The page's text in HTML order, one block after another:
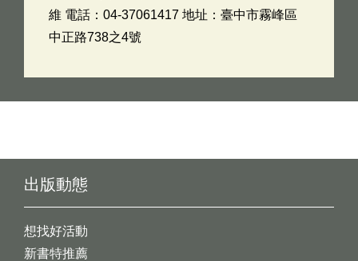
維 電話：04-37061417 地址：臺中市霧峰區
中正路738之4號
出版動態
想找好活動
新書特推薦